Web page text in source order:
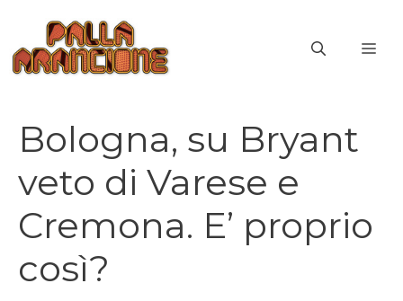
contenuto
Bologna, su Bryant
veto di Varese e
Cremona. E’ proprio
così?